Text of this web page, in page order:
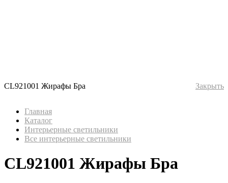
CL921001 Жирафы Бра Закрыть
Главная
Каталог
Интерьерные светильники
Все интерьерные светильники
CL921001 Жирафы Бра